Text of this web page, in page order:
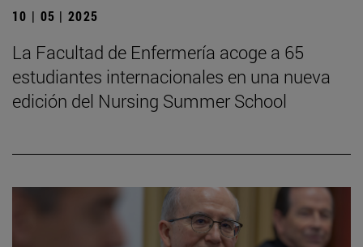
10 | 05 | 2025
La Facultad de Enfermería acoge a 65
estudiantes internacionales en una nueva
edición del Nursing Summer School